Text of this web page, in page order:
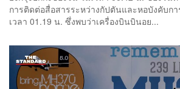
การติดต่อสื่อสารระหว่างกัปตันและหอบังคับก
เวลา 01.19 น. ซึ่งพบว่าเครื่องบินบินอย...